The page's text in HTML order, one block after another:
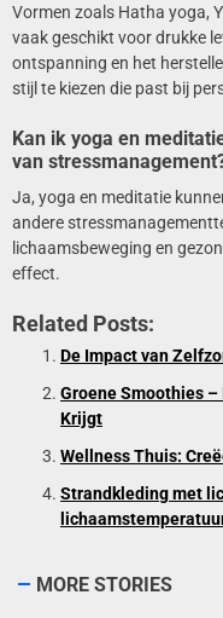
Vormen zoals Hatha yoga,
vaak geschikt voor drukke
ontspanning en het
stijl te kiezen die past bij
Kan ik yoga en
van
Ja, yoga en meditatie
andere
lichaamsbeweging en
effect.
Related Posts:
De Impact van
Groene Smoothies
Krijgt
Wellness Thuis:
Strandkleding met
MORE STORIES